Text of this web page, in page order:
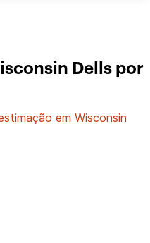
Dells por
em Wisconsin